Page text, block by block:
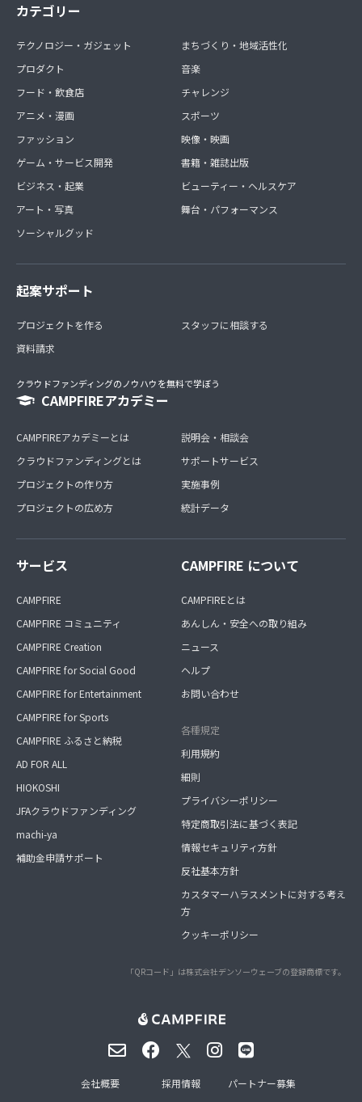
カテゴリー
テクノロジー・ガジェット
プロダクト
フード・飲食店
アニメ・漫画
ファッション
ゲーム・サービス開発
ビジネス・起業
アート・写真
ソーシャルグッド
まちづくり・地域活性化
音楽
チャレンジ
スポーツ
映像・映画
書籍・雑誌出版
ビューティー・ヘルスケア
舞台・パフォーマンス
起案サポート
プロジェクトを作る
資料請求
スタッフに相談する
クラウドファンディングのノウハウを無料で学ぼう
CAMPFIREアカデミー
CAMPFIREアカデミーとは
クラウドファンディングとは
プロジェクトの作り方
プロジェクトの広め方
説明会・相談会
サポートサービス
実施事例
統計データ
サービス
CAMPFIRE
CAMPFIRE コミュニティ
CAMPFIRE Creation
CAMPFIRE for Social Good
CAMPFIRE for Entertainment
CAMPFIRE for Sports
CAMPFIRE ふるさと納税
AD FOR ALL
HIOKOSHI
JFAクラウドファンディング
machi-ya
補助金申請サポート
CAMPFIRE について
CAMPFIREとは
あんしん・安全への取り組み
ニュース
ヘルプ
お問い合わせ
各種規定
利用規約
細則
プライバシーポリシー
特定商取引法に基づく表記
情報セキュリティ方針
反社基本方針
カスタマーハラスメントに対する考え
方
クッキーポリシー
「QRコード」は株式会社デンソーウェーブの登録商標です。
会社概要 採用情報 パートナー募集